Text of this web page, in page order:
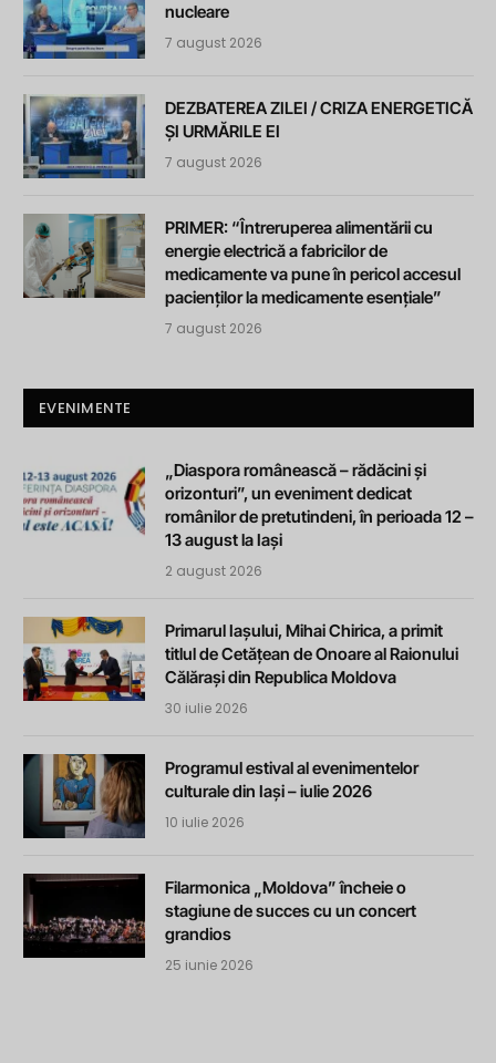
nucleare
7 august 2026
DEZBATEREA ZILEI / CRIZA ENERGETICĂ
ȘI URMĂRILE EI
7 august 2026
PRIMER: “Întreruperea alimentării cu
energie electrică a fabricilor de
medicamente va pune în pericol accesul
pacienților la medicamente esențiale”
7 august 2026
EVENIMENTE
„Diaspora românească – rădăcini și
orizonturi”, un eveniment dedicat
românilor de pretutindeni, în perioada 12 –
13 august la Iași
2 august 2026
Primarul Iașului, Mihai Chirica, a primit
titlul de Cetățean de Onoare al Raionului
Călărași din Republica Moldova
30 iulie 2026
Programul estival al evenimentelor
culturale din Iași – iulie 2026
10 iulie 2026
Filarmonica „Moldova” încheie o
stagiune de succes cu un concert
grandios
25 iunie 2026